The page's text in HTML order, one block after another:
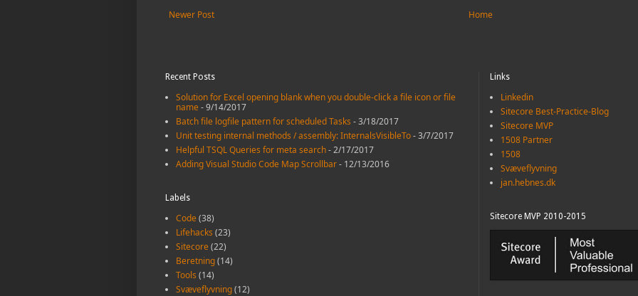
Newer Post Home
Recent Posts
Solution for Excel opening blank when you double-click a file icon or file
name- 9/14/2017
Batch file logfile pattern for scheduled Tasks - 3/18/2017
Unit testing internal methods / assembly: InternalsVisibleTo- 3/7/2017
Helpful TSQL Queries for meta search- 2/17/2017
Adding Visual Studio Code Map Scrollbar- 12/13/2016
Labels
Code(38)
Lifehacks (23)
Sitecore(22)
Beretning(14)
Tools (14)
Svæveflyvning(12)
Links
Linkedin
Sitecore Best-Practice-Blog
Sitecore MVP
1508 Partner
1508
Svæveflyvning
jan.hebnes.dk
Sitecore MVP 2010-2015